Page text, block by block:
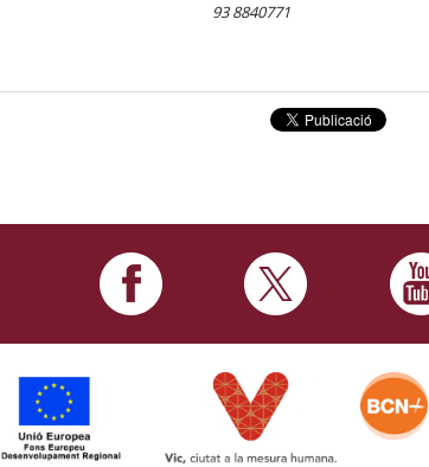
93 8840771